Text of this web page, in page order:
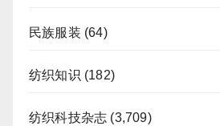
民族服装 (64)
纺织知识 (182)
纺织科技杂志 (3,709)